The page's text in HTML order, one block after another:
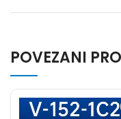
POVEZANI